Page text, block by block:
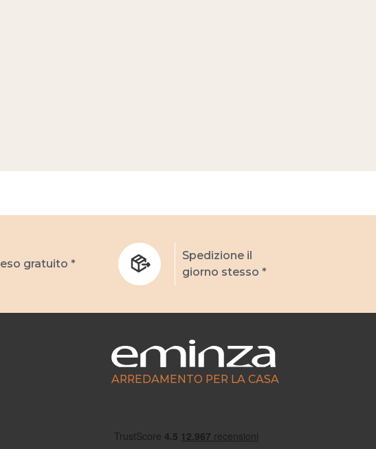
gratuito *
Spedizione il
giorno stesso *
ARREDAMENTO PER LA CASA